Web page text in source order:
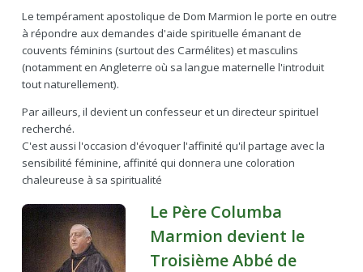
Le tempérament apostolique de Dom Marmion le porte en outre
à répondre aux demandes d'aide spirituelle émanant de
couvents féminins (surtout des Carmélites) et masculins
(notamment en Angleterre où sa langue maternelle l'introduit
tout naturellement).
Par ailleurs, il devient un confesseur et un directeur spirituel
recherché.
C'est aussi l'occasion d'évoquer l'affinité qu'il partage avec la
sensibilité féminine, affinité qui donnera une coloration
chaleureuse à sa spiritualité
Le Père Columba
Marmion devient le
Troisième Abbé de